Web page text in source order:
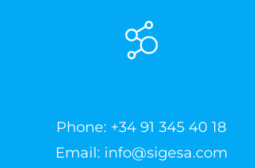
Phone: +34 91 345 40 18
Email: info@sigesa.com